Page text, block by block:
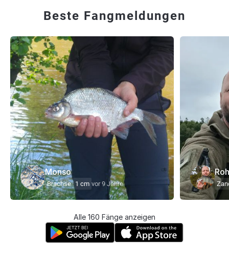
Beste Fangmeldungen
Monso
Brachse 1 cm vor 9 Jahre
Alle 160 Fänge anzeigen